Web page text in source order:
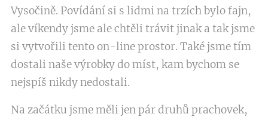
Vysočině. Povídání si s lidmi na trzích bylo fajn,
ale víkendy jsme ale chtěli trávit jinak a tak jsme
si vytvořili tento on-line prostor. Také jsme tím
dostali naše výrobky do míst, kam bychom se
nejspíš nikdy nedostali.
Na začátku jsme měli jen pár druhů prachovek,